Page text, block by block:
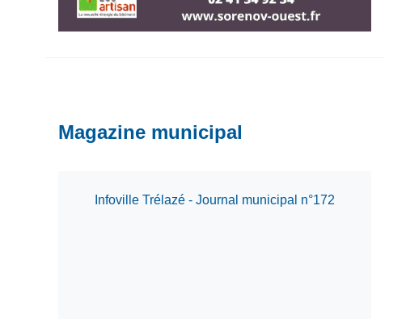
Magazine municipal
Infoville Trélazé - Journal municipal n°172